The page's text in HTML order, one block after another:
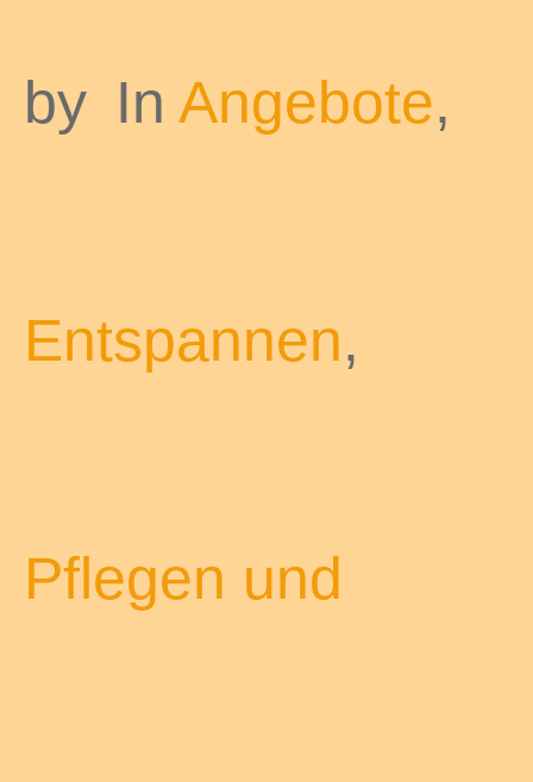
by In Angebote,
Entspannen,
Pflegen und